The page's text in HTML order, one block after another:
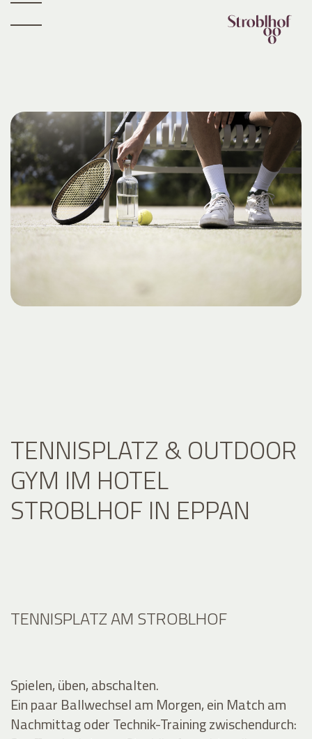
TENNISPLATZ & OUTDOOR
GYM IM HOTEL
STROBLHOF IN EPPAN
TENNISPLATZ AM STROBLHOF
Spielen, üben, abschalten.
Ein paar Ballwechsel am Morgen, ein Match am
Nachmittag oder Technik-Training zwischendurch: